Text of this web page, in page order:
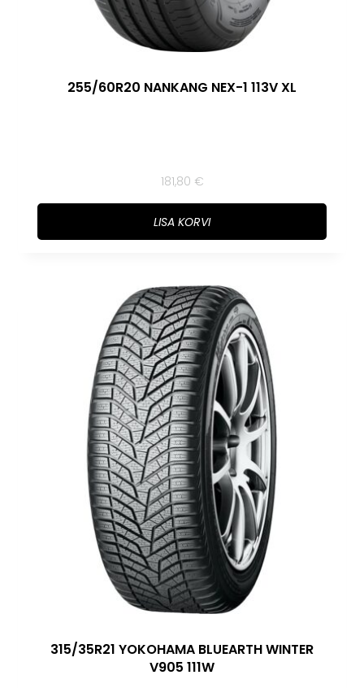
255/60R20 NANKANG NEX-1 113V XL
181,80 €
LISA KORVI
315/35R21 YOKOHAMA BLUEARTH WINTER
V905 111W